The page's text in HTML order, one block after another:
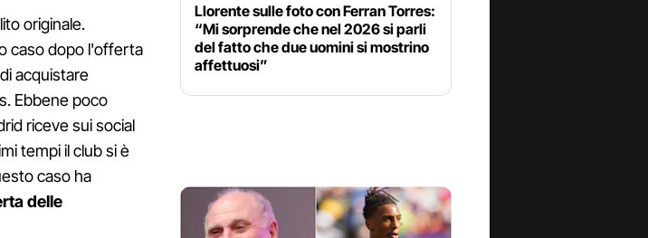
originale.
caso dopo l'offerta
acquistare
Ebbene poco
riceve sui social
tempi il club si è
caso ha
delle
Llorente sulle foto con Ferran Torres:
“Mi sorprende che nel 2026 si parli
del fatto che due uomini si mostrino
affettuosi”